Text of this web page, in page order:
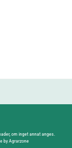
om inget annat anges.
by Agrarzone